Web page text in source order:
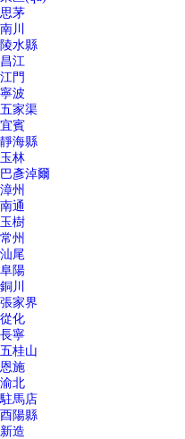
思茅
南川
陵水縣
昌江
江門
寧波
五家渠
宜賓
靜海縣
玉林
巴彥淖爾
漳州
南通
玉樹
常州
汕尾
阜陽
銅川
張家界
從化
長寧
五桂山
恩施
渝北
駐馬店
酉陽縣
新造